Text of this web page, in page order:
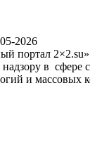
2026
портал
в сфере
и массовых